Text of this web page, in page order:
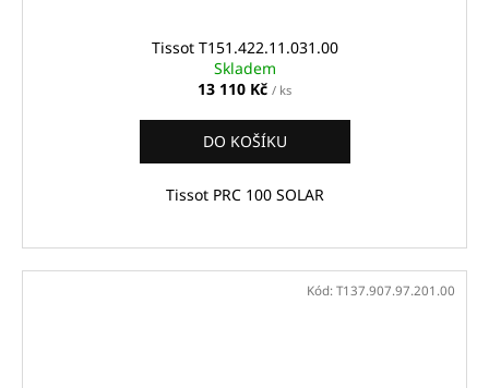
Tissot T151.422.11.031.00
Skladem
13 110 Kč / ks
DO KOŠÍKU
Tissot PRC 100 SOLAR
Kód: T137.907.97.201.00